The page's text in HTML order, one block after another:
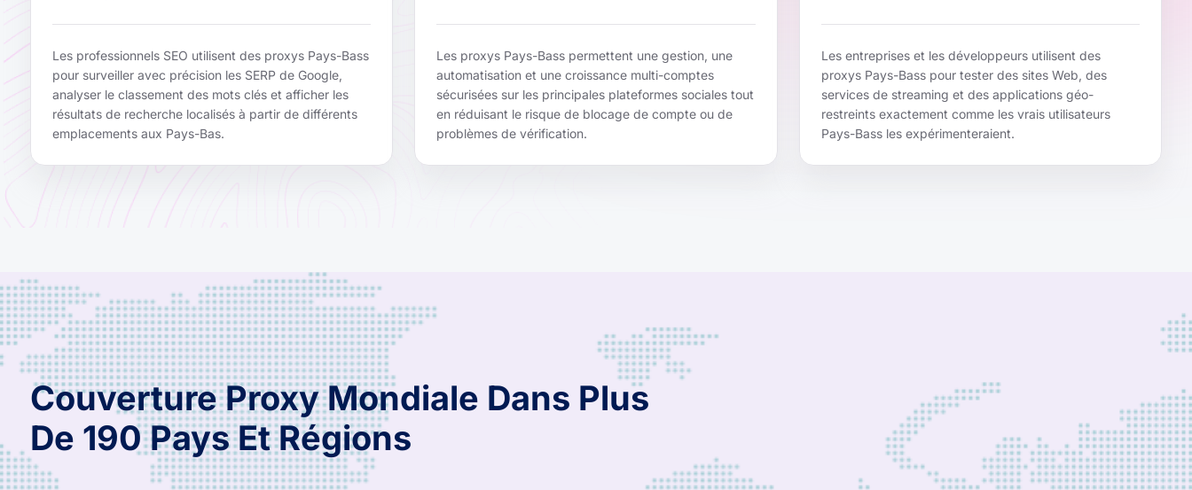
Les professionnels SEO utilisent des proxys Pays-Bass
pour surveiller avec précision les SERP de Google,
analyser le classement des mots clés et afficher les
résultats de recherche localisés à partir de différents
emplacements aux Pays-Bas.
Les proxys Pays-Bass permettent une gestion, une
automatisation et une croissance multi-comptes
sécurisées sur les principales plateformes sociales tout
en réduisant le risque de blocage de compte ou de
problèmes de vérification.
Les entreprises et les développeurs utilisent des
proxys Pays-Bass pour tester des sites Web, des
services de streaming et des applications géo-
restreints exactement comme les vrais utilisateurs
Pays-Bass les expérimenteraient.
Couverture Proxy Mondiale Dans Plus
De 190 Pays Et Régions